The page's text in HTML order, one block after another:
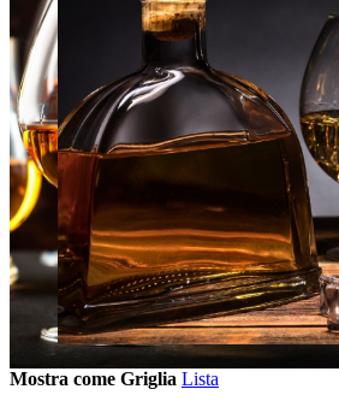
Mostra come Griglia Lista